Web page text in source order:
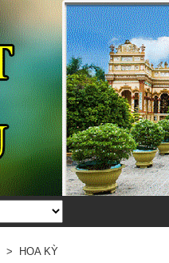
> HOA KỲ